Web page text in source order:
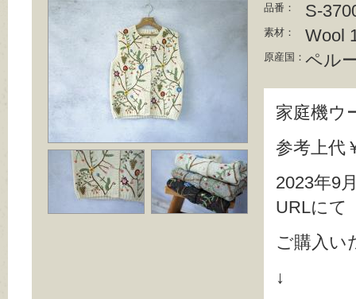
品番： S-
素材： Wool
原産国： ペル
家庭機ウ
参考上代
2023年9
URLにて
ご購入い
↓